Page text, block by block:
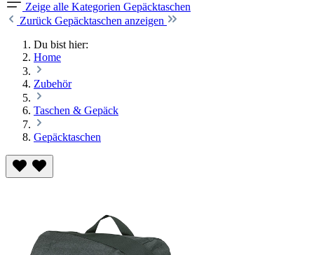
Zeige alle Kategorien Gepäcktaschen
Zurück Gepäcktaschen anzeigen
Du bist hier:
Home
Zubehör
Taschen & Gepäck
Gepäcktaschen